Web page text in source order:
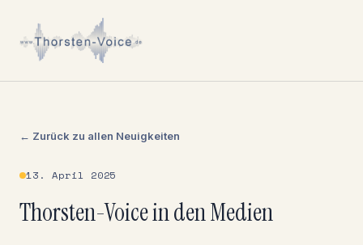
← Zurück zu allen Neuigkeiten
13. April 2025
Thorsten-Voice in den Medien